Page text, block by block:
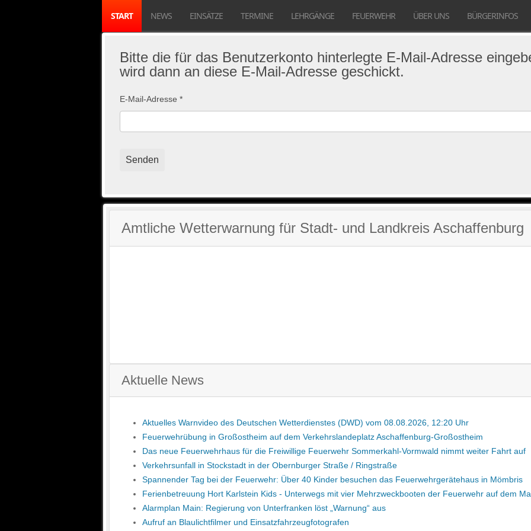
START NEWS EINSÄTZE TERMINE LEHRGÄNGE FEUERWEHR ÜBER UNS BÜRGERINFOS
Bitte die für das Benutzerkonto hinterlegte E-Mail-Adresse
wird dann an diese E-Mail-Adresse geschickt.
E-Mail-Adresse *
Senden
Amtliche Wetterwarnung für Stadt- und Landkreis Aschaffenburg
Aktuelle News
Aktuelles Warnvideo des Deutschen Wetterdienstes (DWD) vom 08.08.2026, 12:20 Uhr
Feuerwehrübung in Großostheim auf dem Verkehrslandeplatz Aschaffenburg-Großostheim
Das neue Feu­er­wehr­haus für die Freiwillige Feu­er­wehr Som­mer­kahl-Vorm­wald nimmt weiter Fahrt auf
Verkehrsunfall in Stockstadt in der Obernburger Straße / Ringstraße
Spannender Tag bei der Feuerwehr: Über 40 Kinder besuchen das Feuerwehrgerätehaus in Mömbris
Ferienbetreuung Hort Karlstein Kids - Unterwegs mit vier Mehrzweckbooten der Feuerwehr auf dem
Alarmplan Main: Regierung von Unterfranken löst „Warnung“ aus
Aufruf an Blaulichtfilmer und Einsatzfahrzeugfotografen